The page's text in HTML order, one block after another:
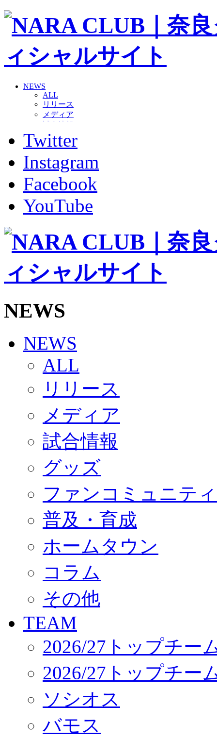
NEWS
ALL
リリース
メディア
グッズ
ファンコミュニティ
ホームタウン
コラム
その他
TEAM
2026/27トップチーム
2026/27トップチームスタッフ
バモス
チアダンススクール
ボランティアチーム「volundeer」
ビクトリーロード
HOMEGAME
観戦ルール＆マナー
Jリーグ運営管理規定
写真・動画使用ガイドライン
SCHEDULE
2026/27
練習見学時のファンサービスについて
TICKET
奈良クラブ明治安田J3リーグ2026/27シーズン試
奈良クラブ明治安田Ｊ3リーグ 2026/27シーズン「
観戦ルール＆マナー
2026/27ファンコミュニティ
サポートショップ
GOODS
オフィシャルストア（実店舗）
オンラインストア
ACADEMY
アカデミーについて
コーチ&スタッフ
ジュニア
ジュニアユース
ユース
練習拠点（ナラディーア）
SCHOOL
CLUB
パートナー募集
クラブ理念
サステナビリティ
Web制作支援
応援プロジェクト
Twitter
Instagram
Facebook
YouTube
NEWS
NEWS
ALL
リリース
メディア
試合情報
グッズ
ファンコミュニティ
普及・育成
ホームタウン
コラム
その他
TEAM
2026/27トップチー
2026/27トップチー
ソシオス
バモス